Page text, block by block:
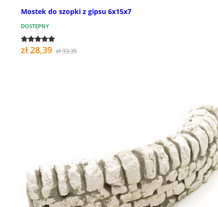
Mostek do szopki z gipsu 6x15x7
DOSTĘPNY
zł 28,39 zł 33,35